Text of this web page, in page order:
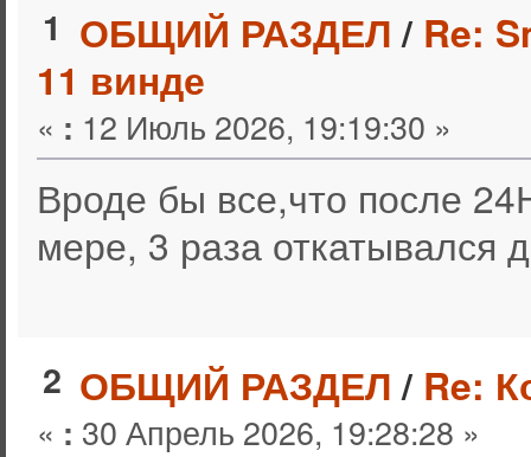
1 ОБЩИЙ РАЗДЕЛ/ Re:
11 винде
« : 12 Июль 2026, 19:19:30 »
Вроде бы все,что после
мере, 3 раза откатывался
2 ОБЩИЙ РАЗДЕЛ/ Re:
« : 30 Апрель 2026, 19:28:28 »